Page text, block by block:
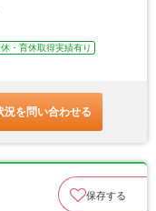
・育休取得実績有り
況を問い合わせる
保存する